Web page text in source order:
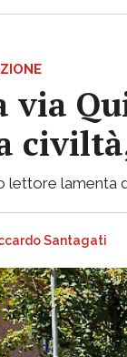
via
civiltà,
lettore lamenta
Santagati